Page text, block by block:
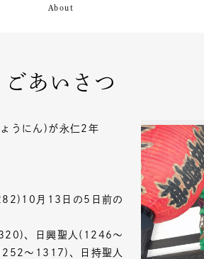
ごあいさつ
うにん)が永仁2年
月13日の5日前の
、日興聖人(1246～
～1317)、日持聖人